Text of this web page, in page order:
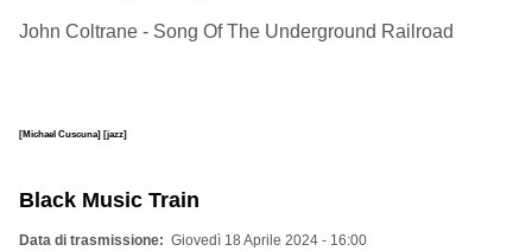
John Coltrane - Song Of The Underground Railroad
[Michael Cuscuna] [jazz]
Black Music Train
Data di trasmissione Giovedì 18 Aprile 2024 - 16:00